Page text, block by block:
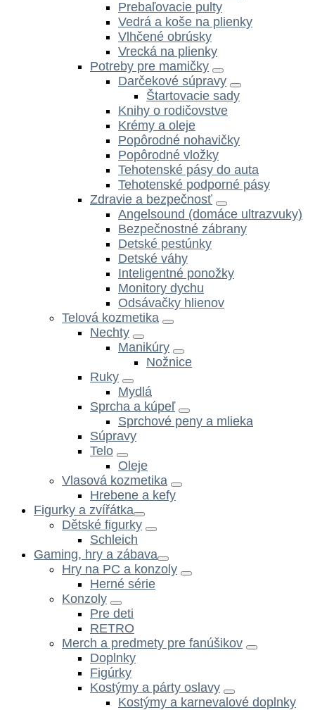
Prebaľovacie pulty
Vedrá a koše na plienky
Vlhčené obrúsky
Vrecká na plienky
Potreby pre mamičky
Darčekové súpravy
Štartovacie sady
Knihy o rodičovstve
Krémy a oleje
Popôrodné nohavičky
Popôrodné vložky
Tehotenské pásy do auta
Tehotenské podporné pásy
Zdravie a bezpečnosť
Angelsound (domáce ultrazvuky)
Bezpečnostné zábrany
Detské pestúnky
Detské váhy
Inteligentné ponožky
Monitory dychu
Odsávačky hlienov
Telová kozmetika
Nechty
Manikúry
Nožnice
Ruky
Mydlá
Sprcha a kúpeľ
Sprchové peny a mlieka
Súpravy
Telo
Oleje
Vlasová kozmetika
Hrebene a kefy
Figurky a zvířátka
Dětské figurky
Schleich
Gaming, hry a zábava
Hry na PC a konzoly
Herné série
Konzoly
Pre deti
RETRO
Merch a predmety pre fanúšikov
Doplnky
Figúrky
Kostýmy a párty oslavy
Kostýmy a karnevalové doplnky